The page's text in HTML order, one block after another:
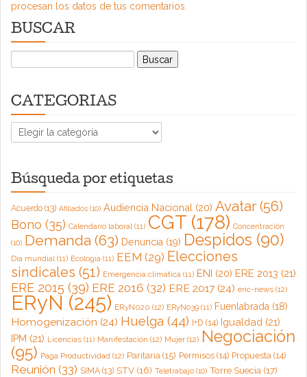
procesan los datos de tus comentarios.
BUSCAR
CATEGORIAS
CATEGORIAS
Búsqueda por etiquetas
Acuerdo (13) Afiliados (10) Audiencia Nacional (20) Avatar (56)
Bono (35) Calendario laboral(11) CGT (178) Concentración
(10) Demanda (63) Denuncia (19) Despidos (90)
Día mundial(11) Ecología (11) EEM (29) Elecciones
sindicales (51) Emergencia climática (11) ENI (20) ERE 2013 (21)
ERE 2015 (39) ERE 2016 (32) ERE 2017 (24) eric-news (12)
ERyN (245) ERyN020 (12) ERyN039 (11) Fuenlabrada (18)
Homogenización (24) Huelga (44) I+D (14) Igualdad (21)
IPM (21) Licencias (11) Manifestación (12) Mujer(12) Negociación
(95) Paga Productividad (12) Paritaria (15) Permisos (14) Propuesta (14)
Reunión (33) SIMA (13) STV (16) Teletrabajo (10) Torre Suecia (17)